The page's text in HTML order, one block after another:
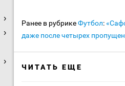
Ранее в рубрикеФутбол:
даже после четырех
ЧИТАТЬ ЕЩЕ